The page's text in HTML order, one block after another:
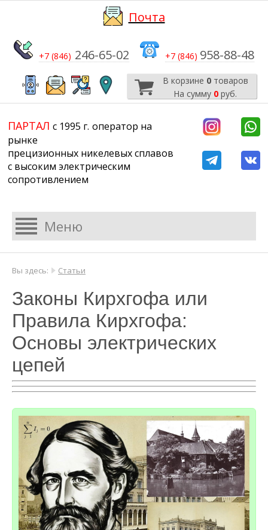
Почта
+7 (846) 246-65-02 +7 (846) 958-88-48
В корзине 0товаров
На сумму 0 руб.
ПАРТАЛ с 1995 г. ​​​​​​​оператор на
рынке
прецизионных никелевых сплавов
с высоким электрическим
сопротивлением
Вы здесь: Статьи
Законы Кирхгофа или
Правила Кирхгофа:
Основы электрических
цепей